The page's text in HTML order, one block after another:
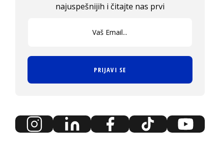
najuspešnijih i čitajte nas prvi
PRIJAVI SE